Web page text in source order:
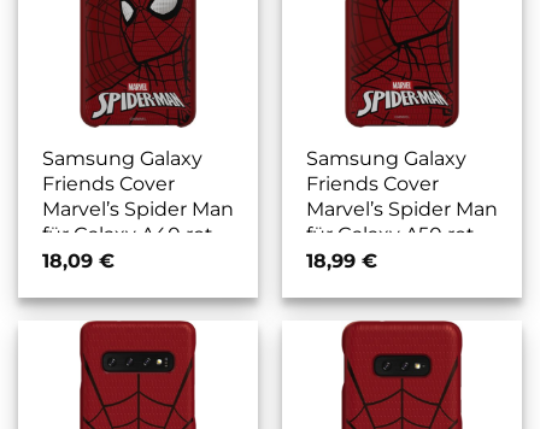
Samsung Galaxy
Friends Cover
Marvel’s Spider Man
für Galaxy A40 rot
18,09 €
Samsung Galaxy
Friends Cover
Marvel’s Spider Man
für Galaxy A50 rot
18,99 €